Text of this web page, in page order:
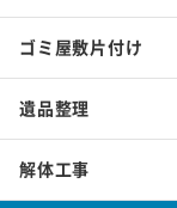
ゴミ屋敷片付け
遺品整理
解体工事